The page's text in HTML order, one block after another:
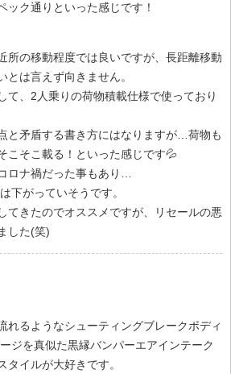
ック通りといった感じです！
所の移動程度では良いですが、長距離移動
とは言えず向きません。
て、2人乗りの荷物積載仕様で使っており
と矛盾する書き方にはなりますが…荷物も
こそこ載る！といった感じです💦
ロナ禍だった事もあり…
下がっていそうです。
てきたのでオススメですが、リセールの悪
した(笑)
れるようなシューティングブレークボディ
ジを真似た黒縁バンパーエアインテーク
タイルが大好きです。